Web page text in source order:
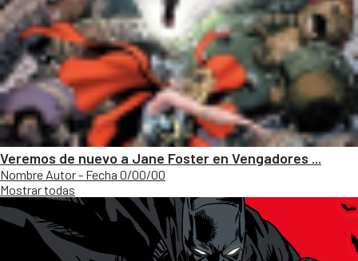
Veremos de nuevo a Jane Foster en Vengadores ...
Nombre Autor - Fecha 0/00/00
Mostrar todas